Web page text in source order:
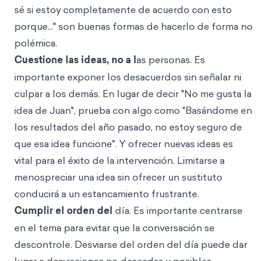
sé si estoy completamente de acuerdo con esto
porque..." son buenas formas de hacerlo de forma no
polémica.
Cuestione las ideas, no a las personas. Es
importante exponer los desacuerdos sin señalar ni
culpar a los demás. En lugar de decir "No me gusta la
idea de Juan", prueba con algo como "Basándome en
los resultados del año pasado, no estoy seguro de
que esa idea funcione". Y ofrecer nuevas ideas es
vital para el éxito de la intervención. Limitarse a
menospreciar una idea sin ofrecer un sustituto
conducirá a un estancamiento frustrante.
Cumplir el orden del día. Es importante centrarse
en el tema para evitar que la conversación se
descontrole. Desviarse del orden del día puede dar